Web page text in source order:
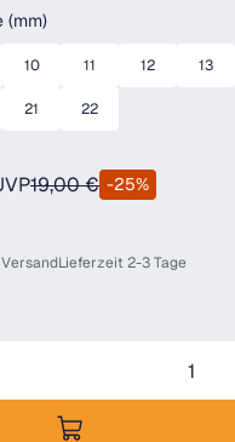
(mm)auswählen
10 11 12 13
21 22
19,00 € -25%
VersandLieferzeit 2-3 Tage